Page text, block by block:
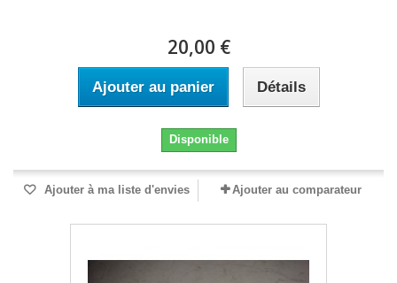
20,00 €
Ajouter au panier Détails
Disponible
Ajouter à ma liste d'envies Ajouter au comparateur